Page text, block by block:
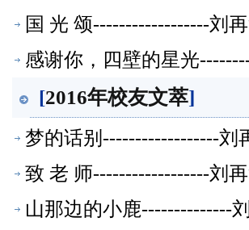
国 光 颂------------------刘
感谢你，四壁的星光
[2016年校友文萃]
梦的话别------------------刘
致 老 师------------------刘
山那边的小鹿--------------